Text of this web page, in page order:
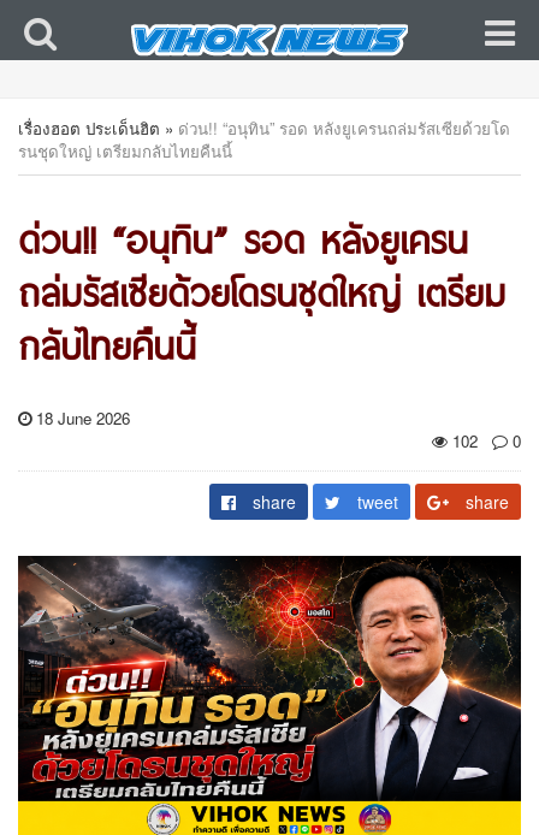
เรื่องฮอต ประเด็นฮิต » ด่วน!! “อนุทิน” รอด หลังยูเครนถล่มรัสเซียด้วยโด
รนชุดใหญ่ เตรียมกลับไทยคืนนี้
ด่วน!! “อนุทิน” รอด หลังยูเครน
ถล่มรัสเซียด้วยโดรนชุดใหญ่ เตรียม
กลับไทยคืนนี้
18 June 2026
102
0
share tweet share